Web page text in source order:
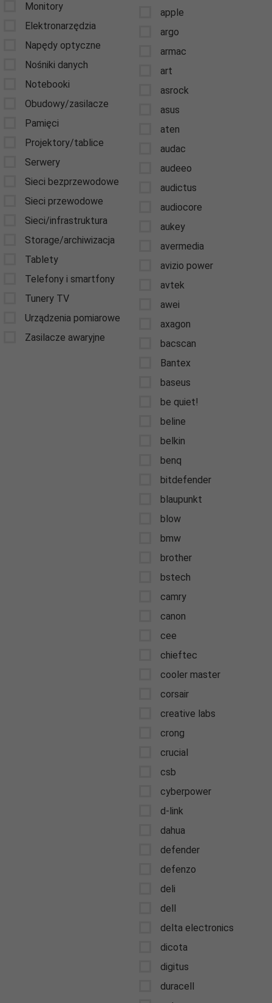
Monitory
Elektronarzędzia
Napędy optyczne
Nośniki danych
Notebooki
Obudowy/zasilacze
Pamięci
Projektory/tablice
Serwery
Sieci bezprzewodowe
Sieci przewodowe
Sieci/infrastruktura
Storage/archiwizacja
Tablety
Telefony i smartfony
Tunery TV
Urządzenia pomiarowe
Zasilacze awaryjne
apple
argo
armac
art
asrock
asus
aten
audac
audeeo
audictus
audiocore
aukey
avermedia
avizio power
avtek
awei
axagon
bacscan
Bantex
baseus
be quiet!
beline
belkin
benq
bitdefender
blaupunkt
blow
bmw
brother
bstech
camry
canon
cee
chieftec
cooler master
corsair
creative labs
crong
crucial
csb
cyberpower
d-link
dahua
defender
defenzo
deli
dell
delta electronics
dicota
digitus
duracell